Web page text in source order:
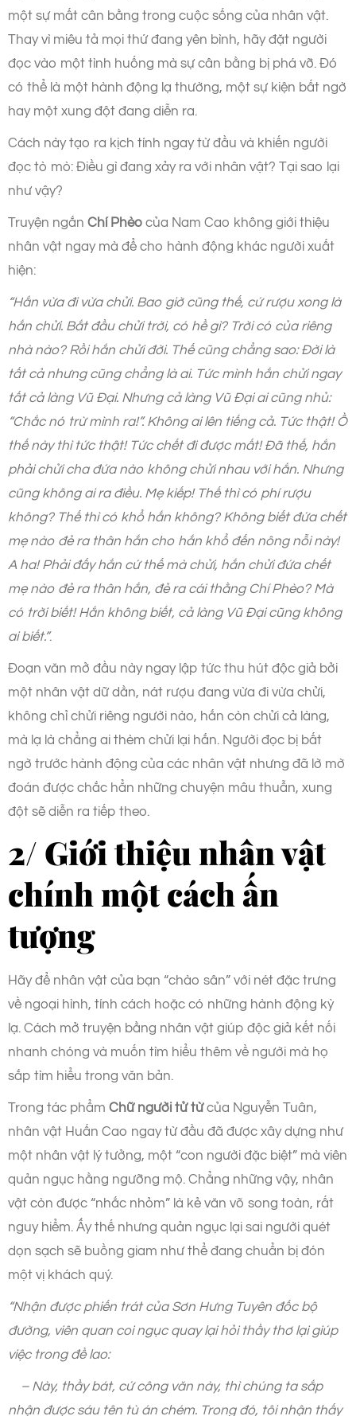
một sự mất cân bằng trong cuộc sống của nhân vật.
Thay vì miêu tả mọi thứ đang yên bình, hãy đặt người
đọc vào một tình huống mà sự cân bằng bị phá vỡ. Đó
có thể là một hành động lạ thường, một sự kiện bất ngờ
hay một xung đột đang diễn ra.
Cách này tạo ra kịch tính ngay từ đầu và khiến người
đọc tò mò: Điều gì đang xảy ra với nhân vật? Tại sao lại
như vậy?
Truyện ngắn Chí Phèo của Nam Cao không giới thiệu
nhân vật ngay mà để cho hành động khác người xuất
hiện:
“Hắn vừa đi vừa chửi. Bao giờ cũng thế, cứ rượu xong là
hắn chửi. Bắt đầu chửi trời, có hề gì? Trời có của riêng
nhà nào? Rồi hắn chửi đời. Thế cũng chẳng sao: Đời là
tất cả nhưng cũng chẳng là ai. Tức mình hắn chửi ngay
tất cả làng Vũ Đại. Nhưng cả làng Vũ Đại ai cũng nhủ:
“Chắc nó trừ mình ra!”. Không ai lên tiếng cả. Tức thật! Ồ
thế này thì tức thật! Tức chết đi được mất! Đã thế, hắn
phải chửi cha đứa nào không chửi nhau với hắn. Nhưng
cũng không ai ra điều. Mẹ kiếp! Thế thì có phí rượu
không? Thế thì có khổ hắn không? Không biết đứa chết
mẹ nào đẻ ra thân hắn cho hắn khổ đến nông nỗi này!
A ha! Phải đấy hắn cứ thế mà chửi, hắn chửi đứa chết
mẹ nào đẻ ra thân hắn, đẻ ra cái thằng Chí Phèo? Mà
có trời biết! Hắn không biết, cả làng Vũ Đại cũng không
ai biết.”.
Đoạn văn mở đầu này ngay lập tức thu hút độc giả bởi
một nhân vật dữ dằn, nát rượu đang vừa đi vừa chửi,
không chỉ chửi riêng người nào, hắn còn chửi cả làng,
mà lạ là chẳng ai thèm chửi lại hắn. Người đọc bị bất
ngờ trước hành động của các nhân vật nhưng đã lờ mờ
đoán được chắc hẳn những chuyện mâu thuẫn, xung
đột sẽ diễn ra tiếp theo.
2/ Giới thiệu nhân vật
chính một cách ấn
tượng
Hãy để nhân vật của bạn “chào sân” với nét đặc trưng
về ngoại hình, tính cách hoặc có những hành động kỳ
lạ. Cách mở truyện bằng nhân vật giúp độc giả kết nối
nhanh chóng và muốn tìm hiểu thêm về người mà họ
sắp tìm hiểu trong văn bản.
Trong tác phẩm Chữ người tử từcủa Nguyễn Tuân,
nhân vật Huấn Cao ngay từ đầu đã được xây dựng như
một nhân vật lý tưởng, một “con người đặc biệt” mà viên
quản ngục hằng ngưỡng mộ. Chẳng những vậy, nhân
vật còn được “nhắc nhỏm” là kẻ văn võ song toàn, rất
nguy hiểm. Ấy thế nhưng quản ngục lại sai người quét
dọn sạch sẽ buồng giam như thể đang chuẩn bị đón
một vị khách quý.
“Nhận được phiến trát của Sơn Hưng Tuyên đốc bộ
đường, viên quan coi ngục quay lại hỏi thầy thơ lại giúp
việc trong đề lao:
– Này, thầy bát, cứ công văn này, thì chúng ta sắp
nhận được sáu tên tù án chém. Trong đó, tôi nhận thấy